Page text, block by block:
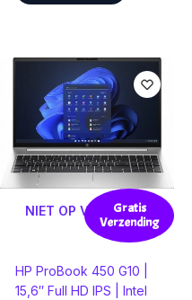
Gratis
Verzending
NIET OP VOORRAAD
HP ProBook 450 G10 |
15,6″ Full HD IPS | Intel